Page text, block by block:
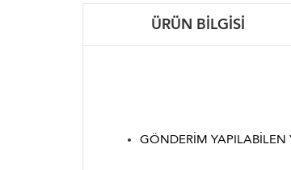
ÜRÜN BILGISI
GÖNDERIM YAPILABILEN